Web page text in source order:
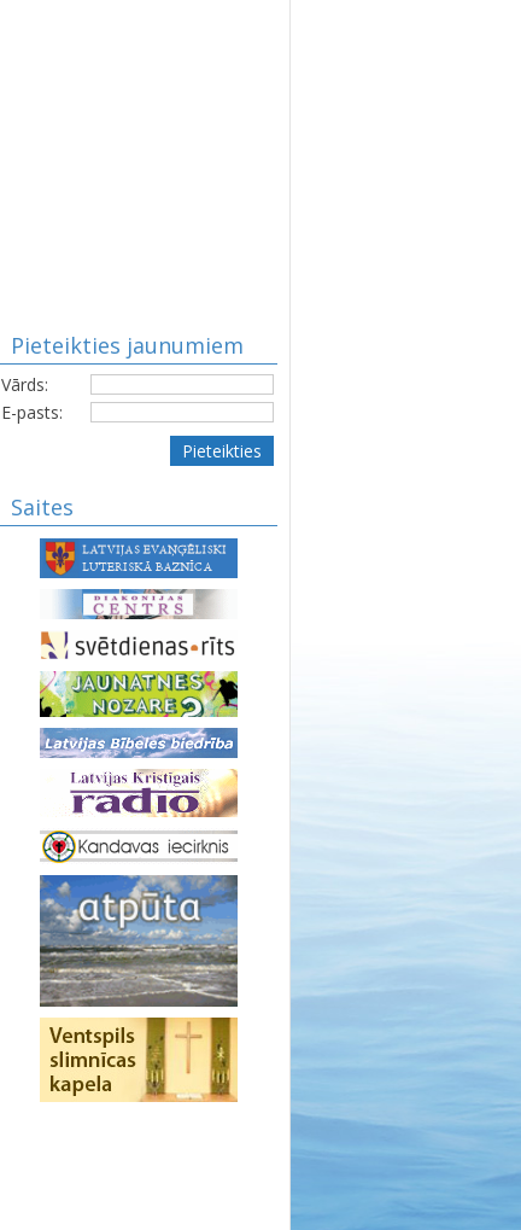
Pieteikties jaunumiem
Vārds:
E-pasts:
Pieteikties
Saites